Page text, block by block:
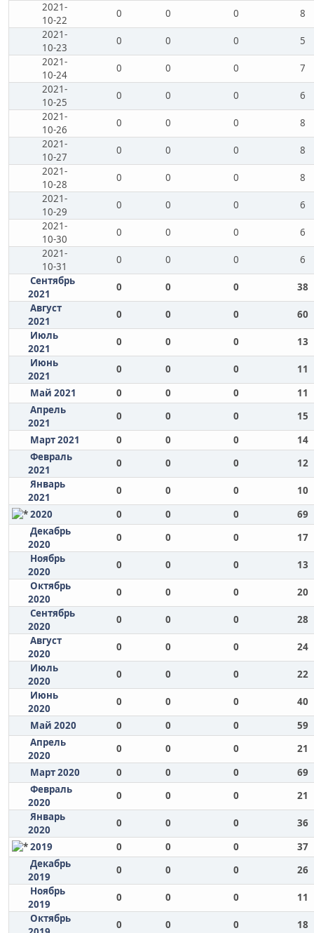
2021-
10-22
0 0 0
8
2021-
10-23
0 0 0
5
2021-
10-24
0 0 0
7
2021-
10-25
0 0 0
6
2021-
10-26
0 0 0
8
2021-
10-27
0 0 0
8
2021-
10-28
0 0 0
8
2021-
10-29
0 0 0
6
2021-
10-30
0 0 0
6
2021-
10-31
0 0 0
6
Сентябрь
2021
0 0 0
38
Август
2021
0 0 0
60
Июль
2021
0 0 0
13
Июнь
2021
0 0 0
11
Май 2021
0 0 0
11
Апрель
2021
0 0 0
15
Март 2021
0 0 0
14
Февраль
2021
0 0 0
12
Январь
2021
0 0 0
10
2020
0 0 0
69
Декабрь
2020
0 0 0
17
Ноябрь
2020
0 0 0
13
Октябрь
2020
0 0 0
20
Сентябрь
2020
0 0 0
28
Август
2020
0 0 0
24
Июль
2020
0 0 0
22
Июнь
2020
0 0 0
40
Май 2020
0 0 0
59
Апрель
2020
0 0 0
21
Март 2020
0 0 0
69
Февраль
2020
0 0 0
21
Январь
2020
0 0 0
36
2019
0 0 0
37
Декабрь
2019
0 0 0
26
Ноябрь
2019
0 0 0
11
Октябрь
0 0 0 18